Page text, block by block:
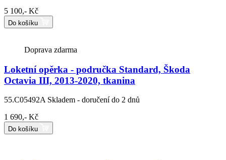
5 100,- Kč
Do košíku
Doprava zdarma
Loketní opěrka - područka Standard, Škoda
Octavia III, 2013-2020, tkanina
55.C05492A Skladem - doručení do 2 dnů
1 690,- Kč
Do košíku